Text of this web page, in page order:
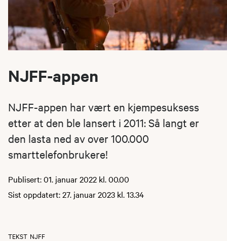
NJFF-appen
NJFF-appen har vært en kjempesuksess
etter at den ble lansert i 2011: Så langt er
den lasta ned av over 100.000
smarttelefonbrukere!
Publisert: 01. januar 2022 kl. 00.00
Sist oppdatert: 27. januar 2023 kl. 13.34
TEKST NJFF